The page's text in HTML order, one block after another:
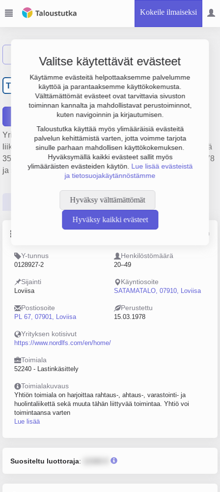
Kokeile ilmaiseksi
Valitse käytettävät evästeet
Käytämme evästeitä helpottaaksemme palvelumme
käyttöä ja parantaaksemme käyttökokemusta.
Välttämättömät evästeet ovat tarvittavia sivuston
toiminnan kannalta ja mahdollistavat perustoiminnot,
kuten navigoinnin ja kirjautumisen.
Taloustutka käyttää myös ylimääräisiä evästeitä
palvelun kehittämistä varten, jotta voimme tarjota
sinulle parhaan mahdollisen käyttökokemuksen.
Hyväksymällä kaikki evästeet sallit myös
ylimääräisten evästeiden käytön. Lue lisää evästeistä
ja tietosuojakäytännöstämme
Hyväksy välttämättömät
Hyväksy kaikki evästeet
TF
Oy The Federations
Stevedore in Lovisa Ab
Yrityksen Oy The Federations Stevedore in Lovisa Ab
liikevaihto on 4.1 milj. €, tulos -350 000 € ja henkilöstömäärä
35. Sen päätoimiala on Lastinkäsittely, perustamisvuosi 1978
ja sijainti Loviisa. Yrityksen yhtiömuoto Osakeyhtiö (OY).
Tilinpäätösluvut Päättäjätiedot
Lähde: YTJ, PRH, Traficom
Y-tunnus
0128927-2
Henkilöstömäärä
20–49
Sijainti
Loviisa
Käyntiosoite
SATAMATALO, 07910, Loviisa
Postiosoite
PL 67, 07901, Loviisa
Perustettu
15.03.1978
Yrityksen kotisivut
https://www.nordlfs.com/en/home/
Toimiala
52240 - Lastinkäsittely
Toimialakuvaus
Yhtiön toimiala on harjoittaa rahtaus-, ahtaus-, varastointi- ja
huolintaliikettä sekä muuta tähän liittyvää toimintaa. Yhtiö voi
toimintaansa varten
Lue lisää
Suositeltu luottoraja: